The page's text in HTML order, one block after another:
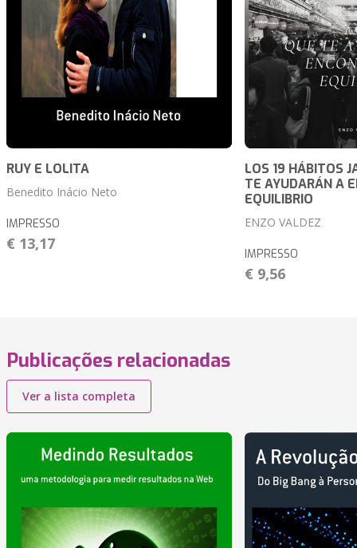
RUY E LOLITA
Benedito Inácio Neto
IMPRESSO
€ 13,17
LOS 19 HÁBITOS
TE AYUDARÁN A
EQUILIBRIO
ENZO VALDEZ
IMPRESSO
€ 9,56
Publicações relacionadas
Ver a lista completa